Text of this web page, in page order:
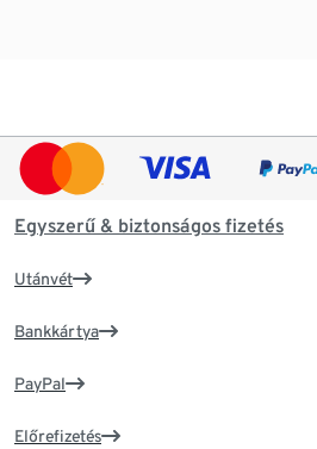
Egyszerű & biztonságos fizetés
Utánvét
Bankkártya
PayPal
Előrefizetés